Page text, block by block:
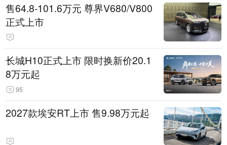
售64.8-101.6万元 尊界V680/V800
正式上市
长城H10正式上市 限时换新价20.1
8万元起
95
2027款埃安RT上市 售9.98万元起